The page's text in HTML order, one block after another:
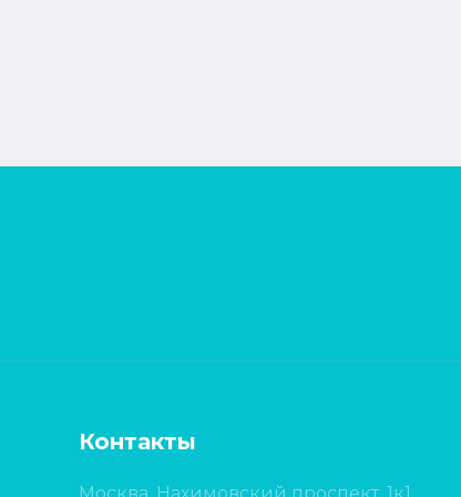
Контакты